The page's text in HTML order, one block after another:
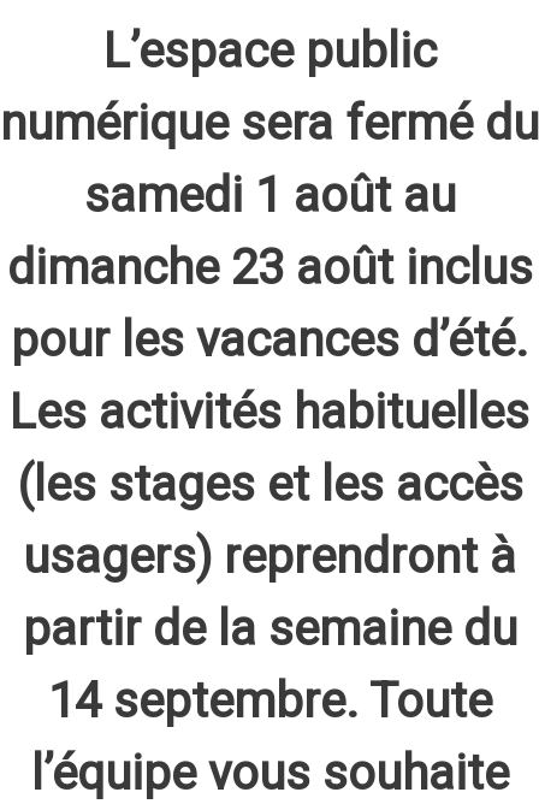
L’espace public
numérique sera fermé du
samedi 1 août au
dimanche 23 août inclus
pour les vacances d’été.
Les activités habituelles
(les stages et les accès
usagers) reprendront à
partir de la semaine du
14 septembre. Toute
l’équipe vous souhaite